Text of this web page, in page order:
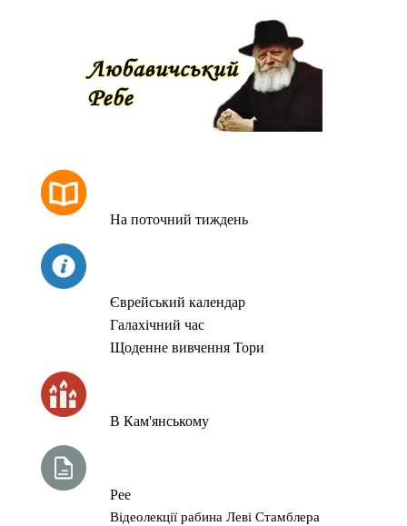
На поточний тиждень
Єврейський календар
Галахічний час
Щоденне вивчення Тори
В Кам'янському
Рее
Відеолекції рабина Леві Стамблера